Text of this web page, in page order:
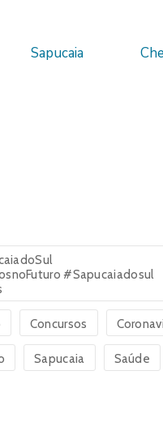
Sapucaia
#Sapucaiadosul
Concursos
Sapucaia Saúde